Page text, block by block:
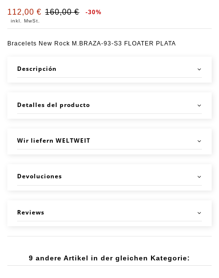
112,00 € 160,00 € -30%
inkl. MwSt.
Bracelets New Rock M.BRAZA-93-S3 FLOATER PLATA
Descripción
Detalles del producto
Wir liefern WELTWEIT
Devoluciones
Reviews
9 andere Artikel in der gleichen Kategorie: